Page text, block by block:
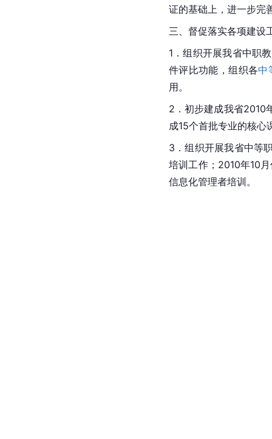
证的基础上，进一步完
三、督促落实各项建设
1．组织开展我省中职
件评比功能，组织各中
用。
2．初步建成我省2010
成15个首批专业的核
3．组织开展我省中等
培训工作；2010年10
信息化管理者培训。﻿